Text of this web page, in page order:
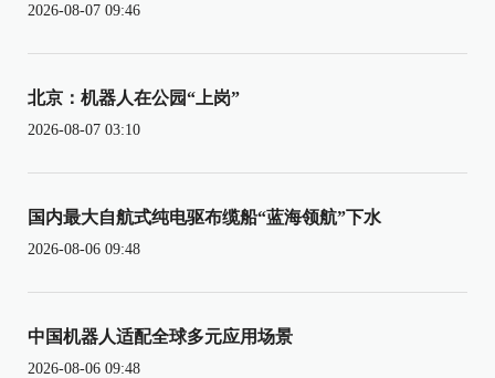
2026-08-07 09:46
北京：机器人在公园“上岗”
2026-08-07 03:10
国内最大自航式纯电驱布缆船“蓝海领航”下水
2026-08-06 09:48
中国机器人适配全球多元应用场景
2026-08-06 09:48